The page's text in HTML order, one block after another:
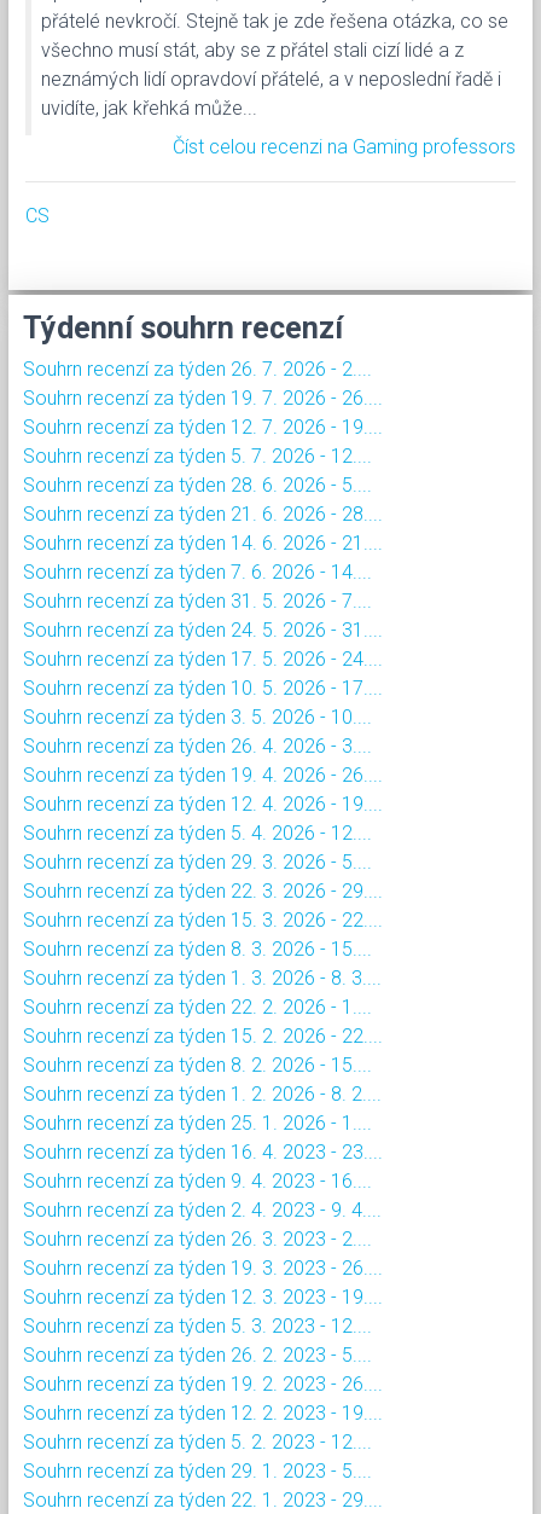
přátelé nevkročí. Stejně tak je zde řešena otázka, co se
všechno musí stát, aby se z přátel stali cizí lidé a z
neznámých lidí opravdoví přátelé, a v neposlední řadě i
uvidíte, jak křehká může...
Číst celou recenzi na Gaming professors
CS
Týdenní souhrn recenzí
Souhrn recenzí za týden 26. 7. 2026 - 2....
Souhrn recenzí za týden 19. 7. 2026 - 26....
Souhrn recenzí za týden 12. 7. 2026 - 19....
Souhrn recenzí za týden 5. 7. 2026 - 12....
Souhrn recenzí za týden 28. 6. 2026 - 5....
Souhrn recenzí za týden 21. 6. 2026 - 28....
Souhrn recenzí za týden 14. 6. 2026 - 21....
Souhrn recenzí za týden 7. 6. 2026 - 14....
Souhrn recenzí za týden 31. 5. 2026 - 7....
Souhrn recenzí za týden 24. 5. 2026 - 31....
Souhrn recenzí za týden 17. 5. 2026 - 24....
Souhrn recenzí za týden 10. 5. 2026 - 17....
Souhrn recenzí za týden 3. 5. 2026 - 10....
Souhrn recenzí za týden 26. 4. 2026 - 3....
Souhrn recenzí za týden 19. 4. 2026 - 26....
Souhrn recenzí za týden 12. 4. 2026 - 19....
Souhrn recenzí za týden 5. 4. 2026 - 12....
Souhrn recenzí za týden 29. 3. 2026 - 5....
Souhrn recenzí za týden 22. 3. 2026 - 29....
Souhrn recenzí za týden 15. 3. 2026 - 22....
Souhrn recenzí za týden 8. 3. 2026 - 15....
Souhrn recenzí za týden 1. 3. 2026 - 8. 3....
Souhrn recenzí za týden 22. 2. 2026 - 1....
Souhrn recenzí za týden 15. 2. 2026 - 22....
Souhrn recenzí za týden 8. 2. 2026 - 15....
Souhrn recenzí za týden 1. 2. 2026 - 8. 2....
Souhrn recenzí za týden 25. 1. 2026 - 1....
Souhrn recenzí za týden 16. 4. 2023 - 23....
Souhrn recenzí za týden 9. 4. 2023 - 16....
Souhrn recenzí za týden 2. 4. 2023 - 9. 4....
Souhrn recenzí za týden 26. 3. 2023 - 2....
Souhrn recenzí za týden 19. 3. 2023 - 26....
Souhrn recenzí za týden 12. 3. 2023 - 19....
Souhrn recenzí za týden 5. 3. 2023 - 12....
Souhrn recenzí za týden 26. 2. 2023 - 5....
Souhrn recenzí za týden 19. 2. 2023 - 26....
Souhrn recenzí za týden 12. 2. 2023 - 19....
Souhrn recenzí za týden 5. 2. 2023 - 12....
Souhrn recenzí za týden 29. 1. 2023 - 5....
Souhrn recenzí za týden 22. 1. 2023 - 29....